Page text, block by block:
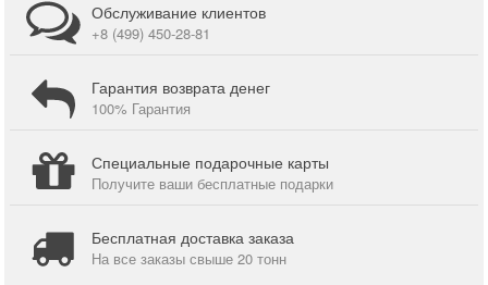
Обслуживание клиентов
+8 (499) 450-28-81
Гарантия возврата денег
100% Гарантия
Специальные подарочные карты
Получите ваши бесплатные подарки
Бесплатная доставка заказа
На все заказы свыше 20 тонн